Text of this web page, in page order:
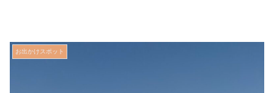
お出かけスポット